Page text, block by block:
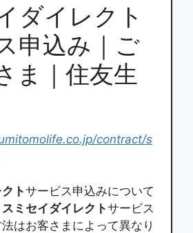
ダイレクト
申込み｜ご
ま｜住友生
contract/s
トサービス申込みについて
スミセイダイレクトサービス
はお客さまによって異なり